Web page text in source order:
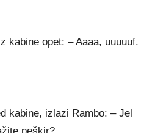
kabine opet: – Aaaa, uuuuuf.
kabine, izlazi Rambo: – Jel